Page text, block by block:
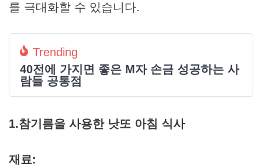
를 극대화할 수 있습니다.
Trending
40전에 가지면 좋은 M자 손금 성공하는 사
람들 공통점
1.참기름을 사용한 낫또 아침 식사
재료: